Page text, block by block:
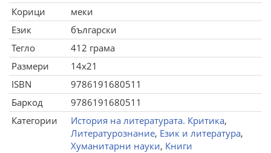
Корици
меки
Език
български
Тегло
412 грама
Размери
14x21
ISBN
9786191680511
Баркод
9786191680511
Категории
История на литературата. Критика,
Литературознание, Език и литература,
Хуманитарни науки, Книги